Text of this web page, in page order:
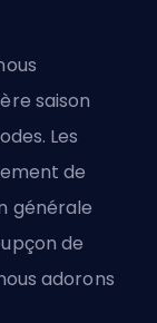
saison
Les
de
générale
de
adorons